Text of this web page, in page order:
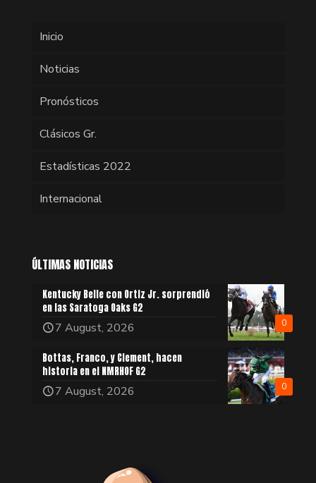
Inicio
Noticias
Pronósticos
Clásicos Gr.
Estadísticas 2022
Internacional
ÚLTIMAS NOTICIAS
0
Kentucky Belle con Ortiz Jr. sorprendió
en las Saratoga Oaks G2
7 August, 2026
0
Bottas, Franco, y Clement, hacen
historia en el NMRHOF G2
7 August, 2026